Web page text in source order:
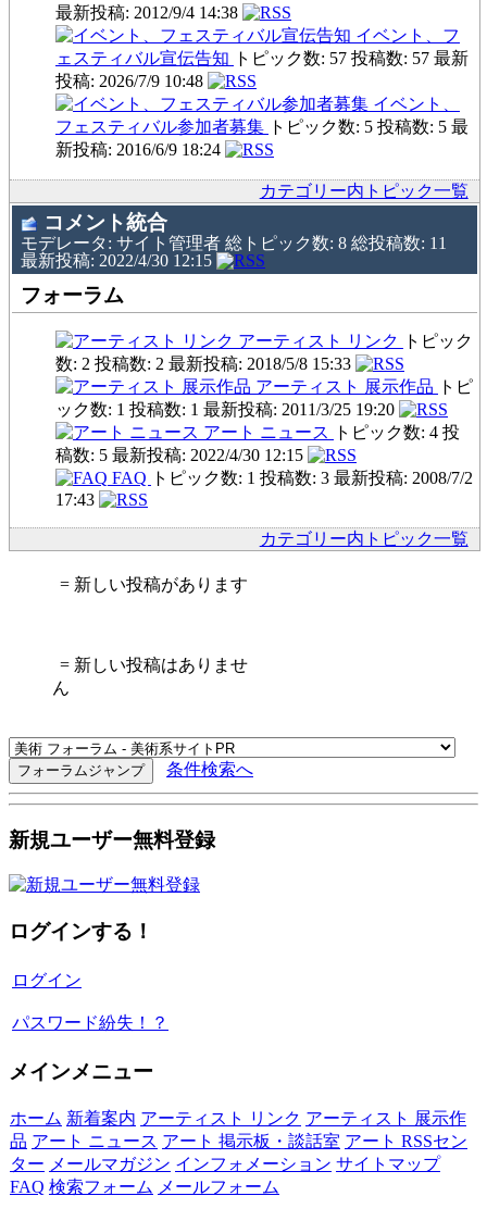
最新投稿: 2012/9/4 14:38
イベント、フ
ェスティバル宣伝告知
トピック数: 57 投稿数: 57 最新
投稿: 2026/7/9 10:48
イベント、
フェスティバル参加者募集 トピック数: 5 投稿数: 5 最
新投稿: 2016/6/9 18:24
カテゴリー内トピック一覧
コメント統合
モデレータ: サイト管理者 総トピック数: 8 総投稿数: 11
最新投稿: 2022/4/30 12:15
フォーラム
アーティスト リンク
トピック
数: 2 投稿数: 2 最新投稿: 2018/5/8 15:33
アーティスト 展示作品
トピ
ック数: 1 投稿数: 1 最新投稿: 2011/3/25 19:20
アート ニュース
トピック数: 4 投
稿数: 5 最新投稿: 2022/4/30 12:15
FAQ
トピック数: 1 投稿数: 3 最新投稿: 2008/7/2
17:43
カテゴリー内トピック一覧
= 新しい投稿があります
= 新しい投稿はありませ
ん
条件検索へ
新規ユーザー無料登録
ログインする！
ログイン
パスワード紛失！？
メインメニュー
ホーム 新着案内 アーティスト リンク アーティスト 展示作
品 アート ニュース アート 掲示板・談話室 アート RSSセン
ター メールマガジン インフォメーション サイトマップ
FAQ 検索フォーム メールフォーム